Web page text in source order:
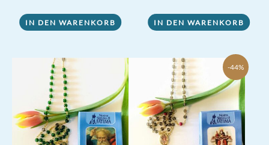
IN DEN WARENKORB IN DEN WARENKORB
-44%